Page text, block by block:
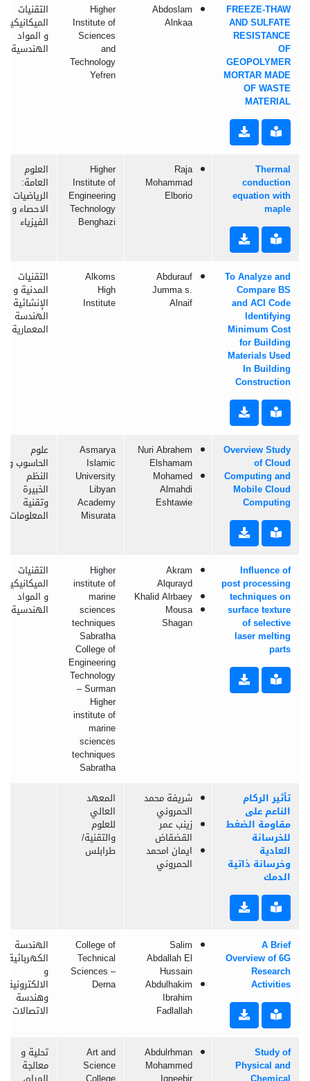
FREEZE-THAW
AND SULFATE
RESISTANCE
OF
GEOPOLYMER
MORTAR MADE
OF WASTE
MATERIAL
Abdoslam
Alnkaa
Higher
Institute of
Sciences
and
Technology
Yefren
التقنيات
الميكانيكية
و المواد
الهندسية
Thermal
conduction
equation with
maple
Raja
Mohammad
Elborio
Higher
Institute of
Engineering
Technology
Benghazi
العلوم
العامة:
الرياضيات و
الاحصاء و
الفيزياء
To Analyze and
Compare BS
and ACI Code
Identifying
Minimum Cost
for Building
Materials Used
In Building
Construction
Abdurauf
Jumma s.
Alnaif
Alkoms
High
Institute
التقنيات
المدنية و
الإنشائية و
الهندسة
المعمارية
Overview Study
of Cloud
Computing and
Mobile Cloud
Computing
Nuri Abrahem
Elshamam
Mohamed
Almahdi
Eshtawie
Asmarya
Islamic
University
Libyan
Academy
Misurata
علوم
الحاسوب و
النظم
الخبيرة
وتقنية
المعلومات
Influence of
post processing
techniques on
surface texture
of selective
laser melting
parts
Akram
Alqurayd
Khalid Alrbaey
Mousa
Shagan
Higher
institute of
marine
sciences
techniques
Sabratha
College of
Engineering
Technology
– Surman
Higher
institute of
marine
sciences
techniques
Sabratha
التقنيات
الميكانيكية
و المواد
الهندسية
تأثير الركام
الناعم على
مقاومة الضغط
للخرسانة
العادية
وخرسانة ذاتية
الدمك
شريفة محمد
الحمروني
زينب عمر
القضقاض
ايمان امحمد
الحمروني
المعهد
العالي
للعلوم
والتقنية/
طرابلس
A Brief
Overview of 6G
Research
Activities
Salim
Abdallah El
Hussain
Abdulhakim
Ibrahim
Fadlallah
College of
Technical
Sciences –
Derna
الهندسة
الكهربائية
و
الالكترونية
وهندسة
الاتصالات
Study of
Physical and
Abdulrhman
Mohammed
Art and
Science
تحلية و
معالجة